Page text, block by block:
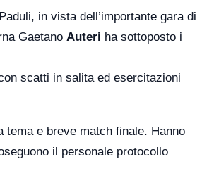
in vista dell’importante gara di
Gaetano Auteri ha sottoposto i
scatti in salita ed esercitazioni
tema e breve match finale. Hanno
il personale protocollo